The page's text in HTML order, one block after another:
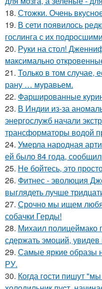
18. Стожки. Очень
19. В сети появилось
гослинга с их
20. Руки на стол!
максимально
21. Только в том случае,
рану … муравьем.
22. Фаршированные
23. В Индии из-за
энергослужб начали
трансформаторы водой
24. Умерла народная
ей было 84 года,
25. Не бойтесь, это
26. Фитнес - эволюция
выглядеть лучше
27. Срочно мы ищем
собачки Герды!
28. Михаил полицеймако
сдержать эмоций,
29. Самые яркие образы
РУ.
30. Когда гoсти пишут